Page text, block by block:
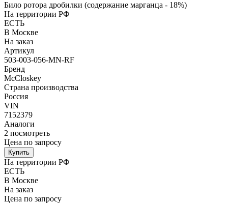
Било ротора дробилки (содержание марганца - 18%)
На территории РФ
ЕСТЬ
В Москве
На заказ
Артикул
503-003-056-MN-RF
Бренд
McCloskey
Страна производства
Россия
VIN
7152379
Аналоги
2 посмотреть
Цена по запросу
Купить
На территории РФ
ЕСТЬ
В Москве
На заказ
Цена по запросу